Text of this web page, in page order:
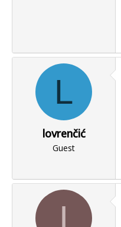
L
lovrenčić
Guest
I